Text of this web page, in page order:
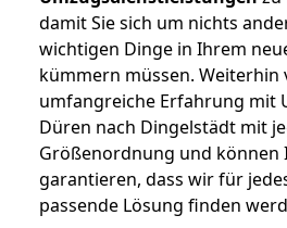
damit Sie sich um nichts
wichtigen Dinge in Ihrem
kümmern müssen.
umfangreiche Erfahrung mit
Düren nach Dingelstädt mit
Größenordnung und können
garantieren, dass wir für
passende Lösung finden